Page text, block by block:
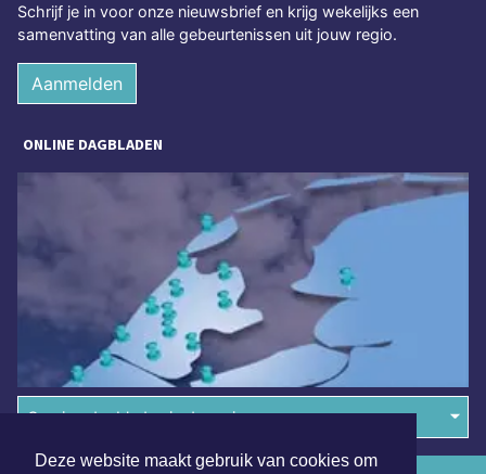
Deze website maakt gebruik van cookies om
Schrijf je in voor onze nieuwsbrief en krijg wekelijks een
samenvatting van alle gebeurtenissen uit jouw regio.
Aanmelden
ONLINE DAGBLADEN
Overige dagbladen in de regio